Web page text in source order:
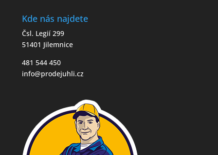
Kde nás najdete
Čsl. Legií 299
51401 Jilemnice
481 544 450
info@prodejuhli.cz